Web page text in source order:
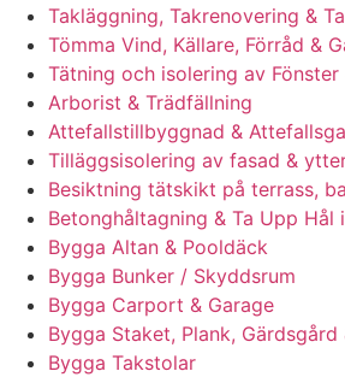
Takläggning, Takrenovering &
Tömma Vind, Källare, Förråd &
Tätning och isolering av Fönster
Arborist & Trädfällning
Attefallstillbyggnad &
Tilläggsisolering av fasad &
Besiktning tätskikt på terrass,
Betonghåltagning & Ta Upp Hål
Bygga Altan & Pooldäck
Bygga Bunker / Skyddsrum
Bygga Carport & Garage
Bygga Staket, Plank, Gärdsgård
Bygga Takstolar